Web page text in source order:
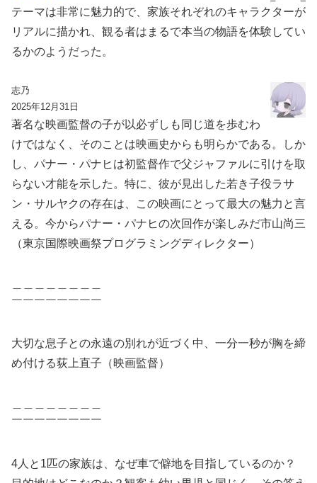
テーマは非常に魅力的で、家族それぞれのキャラクターが
リアルに描かれ、観る者はまるで本当の物語を体験してい
るかのようだった。
志乃
2025年12月31日
著名な映画監督の子が以必ずしも同じ道を歩むわ
けではなく、そのことは映画史からも明らかである。しか
し、パナー・パナヒは初監督作で父ジャファルに引けを取
らない才能を示した。特に、彼が見出した若き子役ラサ
ン・サルヤクの存在は、この映画にとって最大の魅力と言
える。今からパナー・パナヒの次回作が楽しみだ市山尚三
（東京国際映画祭プログラミングディレクター）
￣￣￣￣￣￣￣￣
大切な息子との永遠の別れが近づく中、一分一秒が胸を締
め付ける荻上直子（映画監督）
￣￣￣￣￣￣￣￣
4人と1匹の家族は、なぜ車で僻地を目指しているのか？